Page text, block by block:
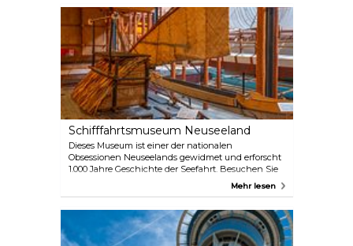
und sollte auf jeden Fall auf Ihrer To-Do-Liste
stehen, wenn Sie hier sind.
Schifffahrtsmuseum Neuseeland
Dieses Museum ist einer der nationalen
Obsessionen Neuseelands gewidmet und erforscht
1.000 Jahre Geschichte der Seefahrt. Besuchen Sie
die Themengalerien, um zu erfahren, wie die ersten
Seefahrtspionier und vieles mehr. Das New Zealand
Maritime Museum ist eine geeignete Attraktion für
Jung und Alt.
Mehr lesen